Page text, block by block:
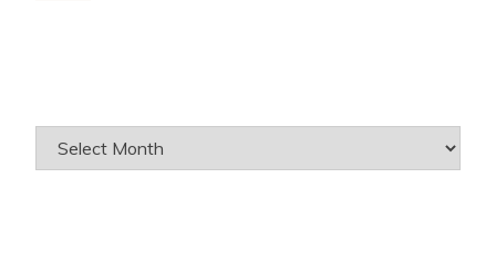
Archives